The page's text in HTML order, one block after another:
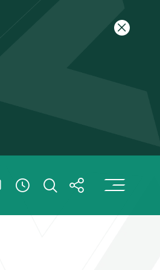
關閉特別
打開特別公告
查看開放時間信息
打開搜索打開分享打